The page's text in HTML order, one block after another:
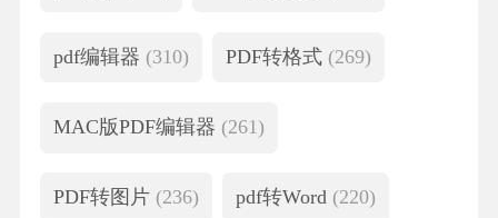
pdf编辑器 (310) PDF转格式 (269)
MAC版PDF编辑器 (261)
PDF转图片 (236) pdf转Word (220)